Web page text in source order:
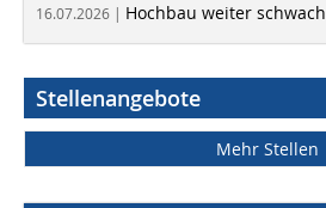
16.07.2026 | Hochbau weiter schwach
Stellenangebote
Mehr Stellen